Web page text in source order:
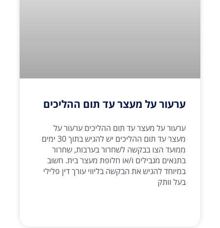
ערעור על מעצר עד תום ההליכים
ערעור על מעצר עד תום ההליכים ערעור על
מעצר עד תום ההליכים יש להגיש בתוך 30 ימים
ממועד הצו בבקשה לשחרור בערבות, שחרור
בתנאים מגבילים ו/או חלופת מעצר בית. חשוב
במיוחד להגיש את הבקשה בליווי עורך דין פלילי
בעל וותק